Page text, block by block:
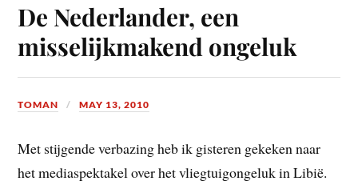
De Nederlander, een
misselijkmakend ongeluk
TOMAN MAY 13, 2010
Met stijgende verbazing heb ik gisteren gekeken naar
het mediaspektakel over het vliegtuigongeluk in Libië.